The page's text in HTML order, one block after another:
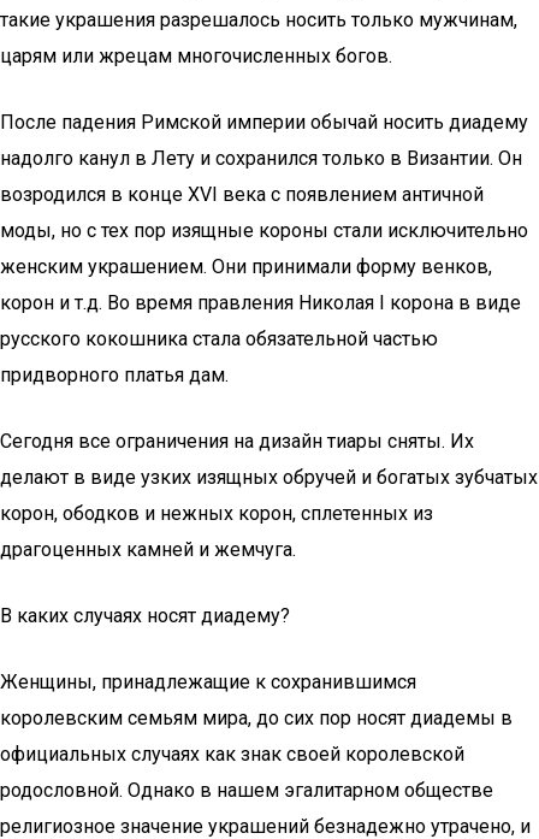
такие украшения разрешалось носить только мужчинам,
царям или жрецам многочисленных богов.
После падения Римской империи обычай носить диадему
надолго канул в Лету и сохранился только в Византии. Он
возродился в конце XVI века с появлением античной
моды, но с тех пор изящные короны стали исключительно
женским украшением. Они принимали форму венков,
корон и т.д. Во время правления Николая I корона в виде
русского кокошника стала обязательной частью
придворного платья дам.
Сегодня все ограничения на дизайн тиары сняты. Их
делают в виде узких изящных обручей и богатых зубчатых
корон, ободков и нежных корон, сплетенных из
драгоценных камней и жемчуга.
В каких случаях носят диадему?
Женщины, принадлежащие к сохранившимся
королевским семьям мира, до сих пор носят диадемы в
официальных случаях как знак своей королевской
родословной. Однако в нашем эгалитарном обществе
религиозное значение украшений безнадежно утрачено, и